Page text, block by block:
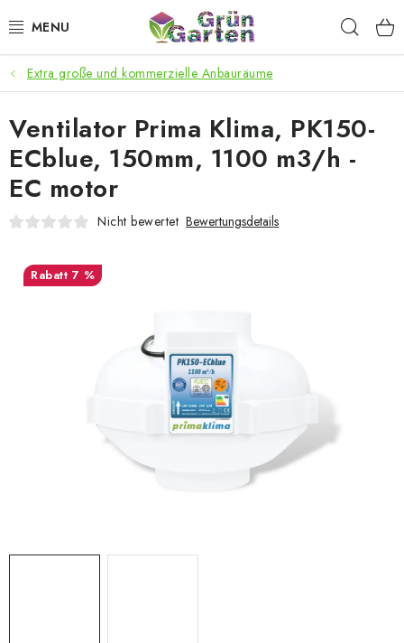
Inhalt
ANGEBOTE
LED PFLANZENLAMPEN
ANBAUBEDARF FÜR DEN HEIMANBAU
AQUARISTIK
MICROGREENS
Kaufberatung
Datenschutzerklärung Impressum
Extra große und kommerzielle Anbauräume
Ventilator Prima Klima, PK150-
ECblue, 150mm, 1100 m3/h -
EC motor
Nicht bewertet Bewertungsdetails
7 %